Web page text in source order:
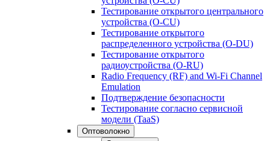
Тестирование открытого центрального
устройства (O-CU)
Тестирование открытого
распределенного устройства (O-DU)
Тестирование открытого
радиоустройства (O-RU)
Radio Frequency (RF) and Wi-Fi Channel
Emulation
Подтверждение безопасности
Тестирование согласно сервисной
модели (TaaS)
Оптоволокно